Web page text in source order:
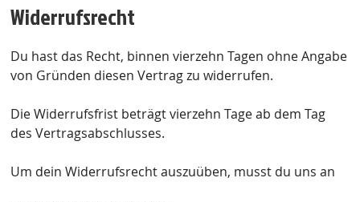
Widerrufsrecht
Du hast das Recht, binnen vierzehn Tagen ohne Angabe
von Gründen diesen Vertrag zu widerrufen.
Die Widerrufsfrist beträgt vierzehn Tage ab dem Tag
des Vertragsabschlusses.
Um dein Widerrufsrecht auszuüben, musst du uns an